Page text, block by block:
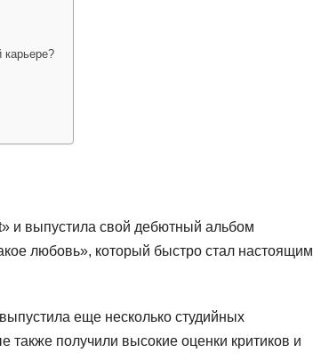
и выпустила свой дебютный альбом
любовь», который быстро стал настоящим
еще несколько студийных
получили высокие оценки критиков и